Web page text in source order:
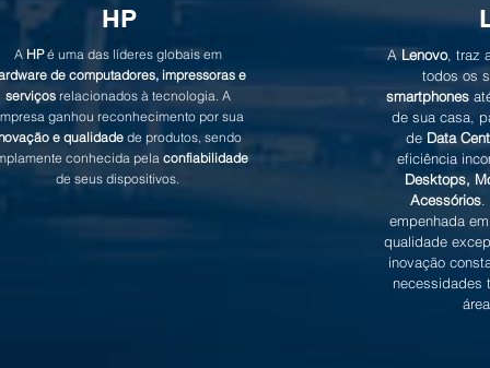
HP
A HPé uma das líderes globais em
de computadores, impressoras e
serviços relacionados à tecnologia. A
ganhou reconhecimento por sua
e qualidade de produtos, sendo
conhecida pela confiabilidade
de seus dispositivos.
A Lenovo, traz
todos os
smartphones
de sua casa,
de Data
eficiência
Desktops,
Acessórios.
empenhada
qualidade
inovação
necessidades